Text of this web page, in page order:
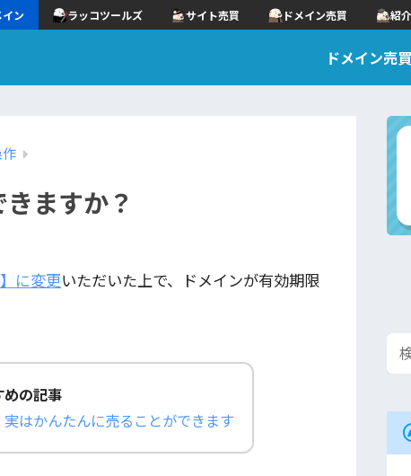
イン ラッコツールズ サイト売買 ドメイン売買 紹
ドメイン売買
ますか？
に変更いただいた上で、ドメインが有効期限
の記事
はかんたんに売ることができます